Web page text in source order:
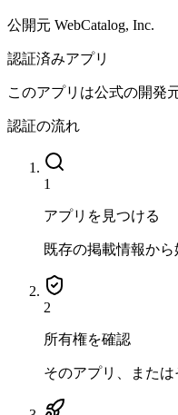
公開元 WebCatalog, Inc.
認証済みアプリ
このアプリは公式の開発
認証の流れ
1
アプリを見つける
既存の掲載情報から
2
所有権を確認
そのアプリ、また